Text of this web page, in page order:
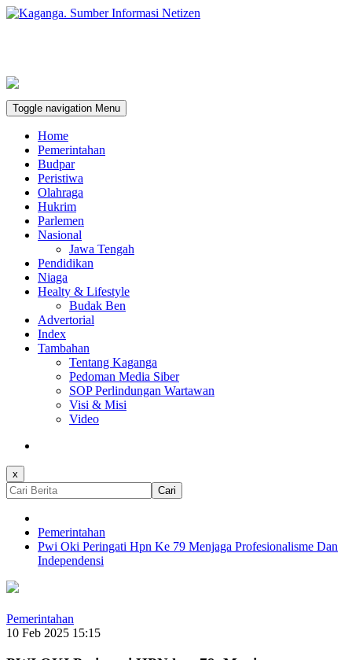
Toggle navigation Menu
Home
Pemerintahan
Budpar
Peristiwa
Olahraga
Hukrim
Parlemen
Nasional
Jawa Tengah
Pendidikan
Niaga
Healty & Lifestyle
Budak Ben
Advertorial
Index
Tambahan
Tentang Kaganga
Pedoman Media Siber
SOP Perlindungan Wartawan
Visi & Misi
Video
x
Cari
Pemerintahan
Pwi Oki Peringati Hpn Ke 79 Menjaga Profesionalisme Dan
Independensi
Pemerintahan
10 Feb 2025 15:15